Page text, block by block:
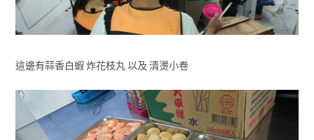
這邊有蒜香白蝦 炸花枝丸 以及 清燙小卷